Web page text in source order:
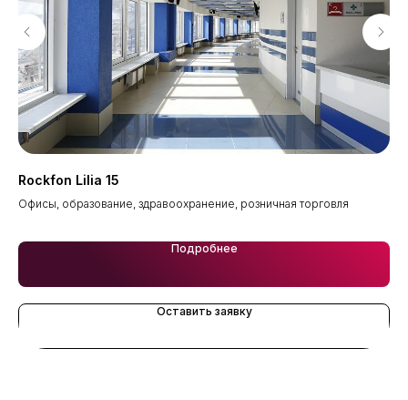
Rockfon Lilia 15
Офисы, образование, здравоохранение, розничная торговля
Подробнее
Оставить заявку